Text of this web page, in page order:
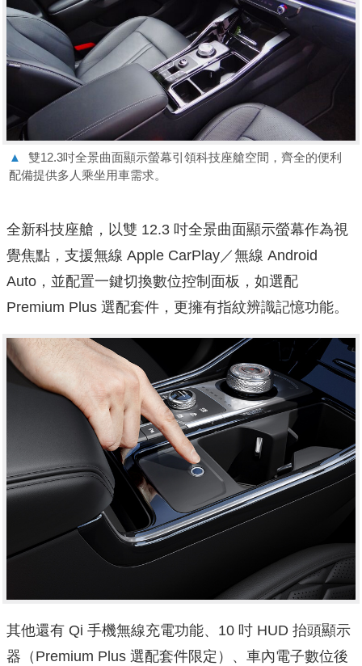
▲
雙12.3吋全景曲面顯示螢幕引領科技座艙空間，齊全的便利
配備提供多人乘坐用車需求。
全新科技座艙，以雙 12.3 吋全景曲面顯示螢幕作為視
覺焦點，支援無線 Apple CarPlay／無線 Android
Auto，並配置一鍵切換數位控制面板，如選配
Premium Plus 選配套件，更擁有指紋辨識記憶功能。
其他還有 Qi 手機無線充電功能、10 吋 HUD 抬頭顯示
器（Premium Plus 選配套件限定）、車內電子數位後